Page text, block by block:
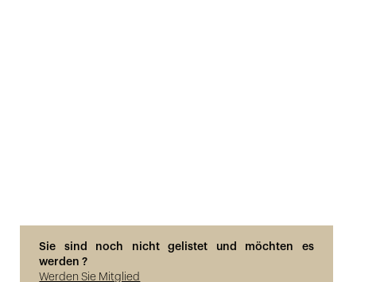
Sie sind noch nicht gelistet und möchten es
werden ?
Werden Sie Mitglied